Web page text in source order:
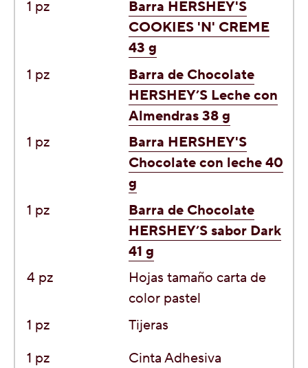
1 pz
Barra HERSHEY'S
COOKIES 'N' CREME
43 g
1 pz
Barra de Chocolate
HERSHEY’S Leche con
Almendras 38 g
1 pz
Barra HERSHEY'S
Chocolate con leche 40
g
1 pz
Barra de Chocolate
HERSHEY’S sabor Dark
41 g
4 pz
Hojas tamaño carta de
color pastel
1 pz
Tijeras
1 pz
Cinta Adhesiva